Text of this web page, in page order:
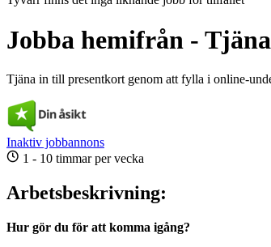
Jobba hemifrån -
Tjäna in till presentkort genom att fylla i online-
Inaktiv jobbannons
1 - 10 timmar per vecka
Arbetsbeskrivning:
Hur gör du för att komma igång?